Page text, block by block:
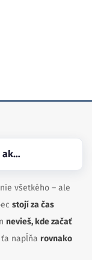
ak…
všetkého – ale
stojí za čas
nevieš, kde začať
napĺňa rovnako